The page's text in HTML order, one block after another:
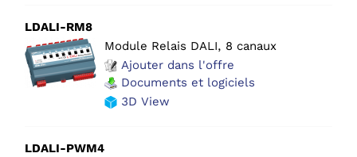
LDALI-RM8
Module Relais DALI, 8 canaux
Ajouter dans l'offre
Documents et logiciels
3D View
LDALI-PWM4